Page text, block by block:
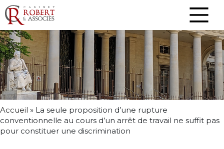
Accueil » La seule proposition d’une rupture
conventionnelle au cours d’un arrêt de travail ne suffit pas
pour constituer une discrimination